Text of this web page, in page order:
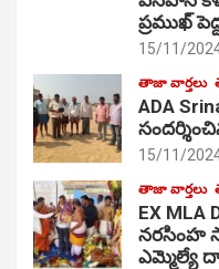
ప్రముఖ్
15/11/
తాజా వార్తలు
ADA
15/11/
తాజా వార్తలు
EX MLA
నరసింహ
ఎమ్మెల్యే